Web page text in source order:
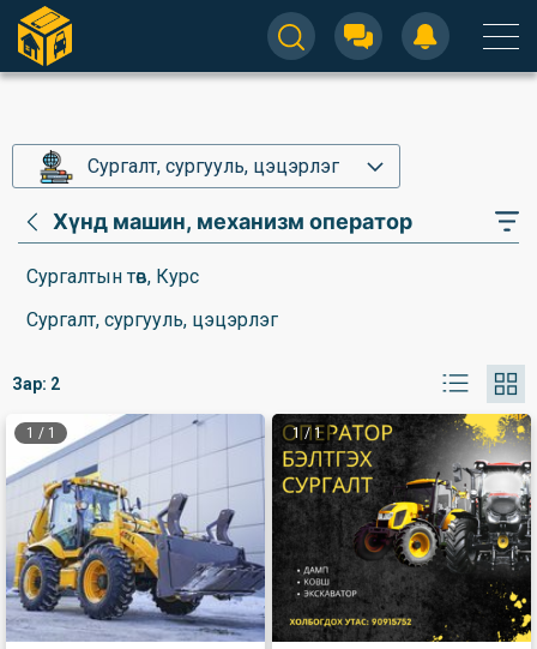
Сургалт, сургууль, цэцэрлэг
Хүнд машин, механизм оператор
Сургалтын төв, Курс
Сургалт, сургууль, цэцэрлэг
Зар: 2
1 / 1 1 / 1